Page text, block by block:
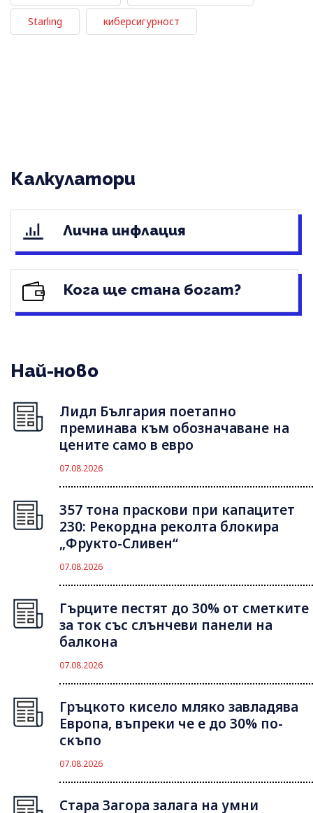
Starling киберсигурност
Калкулатори
Лична инфлация
Кога ще стана богат?
Най-ново
Лидл България поетапно
преминава към обозначаване на
цените само в евро
07.08.2026
357 тона праскови при капацитет
230: Рекордна реколта блокира
„Фрукто-Сливен“
07.08.2026
Гърците пестят до 30% от сметките
за ток със слънчеви панели на
балкона
07.08.2026
Гръцкото кисело мляко завладява
Европа, въпреки че е до 30% по-
скъпо
07.08.2026
Стара Загора залага на умни